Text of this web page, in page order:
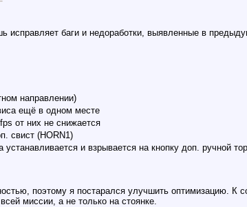
исправляет баги и недоработки, выявленные в
направлении)
ещё в одном месте
от них не снижается
свист (HORN1)
и взрывается на кнопку доп. ручной
поэтому я постарался улучшить оптимизацию. К
миссии, а не только на стоянке.